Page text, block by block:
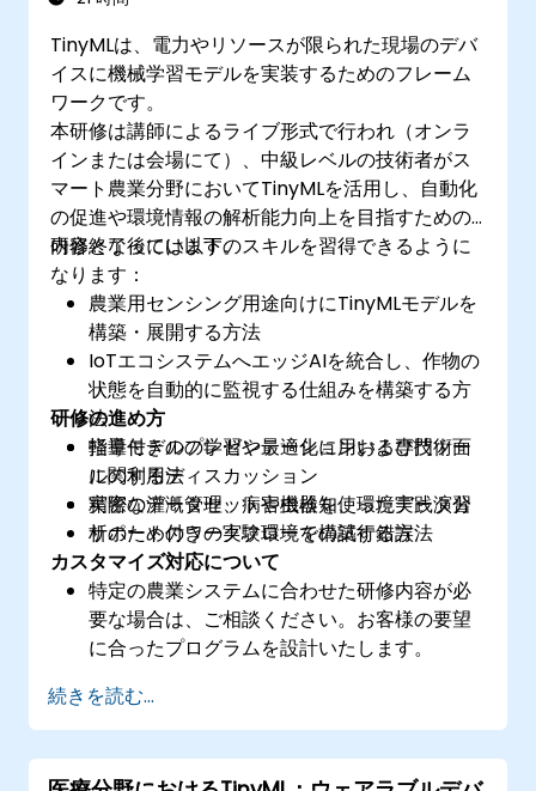
TinyMLは、電力やリソースが限られた現場のデバ
イスに機械学習モデルを実装するためのフレーム
ワークです。
本研修は講師によるライブ形式で行われ（オンラ
インまたは会場にて）、中級レベルの技術者がス
マート農業分野においてTinyMLを活用し、自動化
の促進や環境情報の解析能力向上を目指すための
内容となっています。
研修終了後には以下のスキルを習得できるように
なります：
農業用センシング用途向けにTinyMLモデルを
構築・展開する方法
IoTエコシステムへエッジAIを統合し、作物の
状態を自動的に監視する仕組みを構築する方
法
軽量モデルの学習や最適化に用いる専門ツー
ルの利用法
精密な灌漑管理、病害虫検知、環境データ分
析のためのワークフローを構築する方法
研修の進め方
指導付きのプレゼンテーションおよび技術面
に関するディスカッション
実際のデータセットや機器を使った実践演習
サポート付きの実験環境での試行錯誤
カスタマイズ対応について
特定の農業システムに合わせた研修内容が必
要な場合は、ご相談ください。お客様の要望
に合ったプログラムを設計いたします。
続きを読む...